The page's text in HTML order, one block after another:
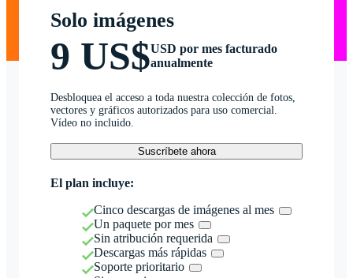
Solo imágenes
9 US$USD por mes facturado
anualmente
Desbloquea el acceso a toda nuestra colección de fotos,
vectores y gráficos autorizados para uso comercial.
Vídeo no incluido.
Suscríbete ahora
El plan incluye:
Cinco descargas de imágenes al mes
Un paquete por mes
Sin atribución requerida
Descargas más rápidas
Soporte prioritario